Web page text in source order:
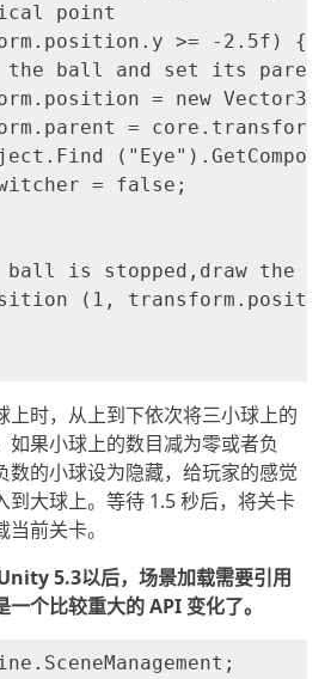
point
>= -2.5f) {
the ball and set its
= new Vector3
= core.transform;
= false;
ball is stopped,draw the
(1,
上时，从上到下依次将三小球上的
如果小球上的数目减为零或者负
数的小球设为隐藏，给玩家的感觉
到大球上。等待 1.5 秒后，将关卡
前关卡。
5.3以后，场景加载需要引用
个比较重大的 API 变化了。